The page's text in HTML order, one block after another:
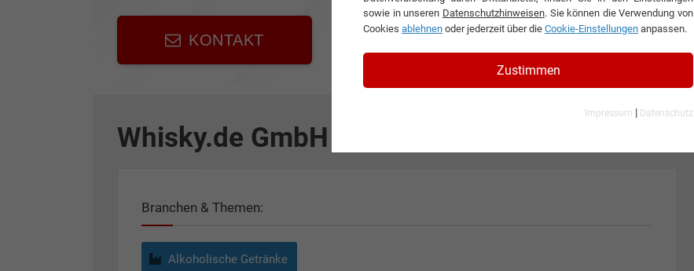
KONTAKT
Whisky.de GmbH & Co. KG
Branchen & Themen:
Alkoholische Getränke
sowie in unseren Datenschutzhinweisen. Sie können die Verwendung von
Cookies ablehnen oder jederzeit über die Cookie-Einstellungen anpassen.
Zustimmen
Impressum | Datenschutz